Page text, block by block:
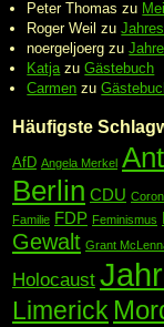
Peter Thomas zu
Roger Weil zu
noergeljoerg zu
Katja zuGästebuch
Carmen zu
Häufigste
AfD Angela Merkel
Berlin CDU
Familie FDP Feminismus
Gewalt Grant
Holocaust
Limerick